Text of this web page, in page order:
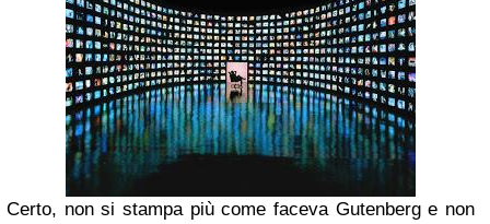
Certo, non si stampa più come faceva Gutenberg e non